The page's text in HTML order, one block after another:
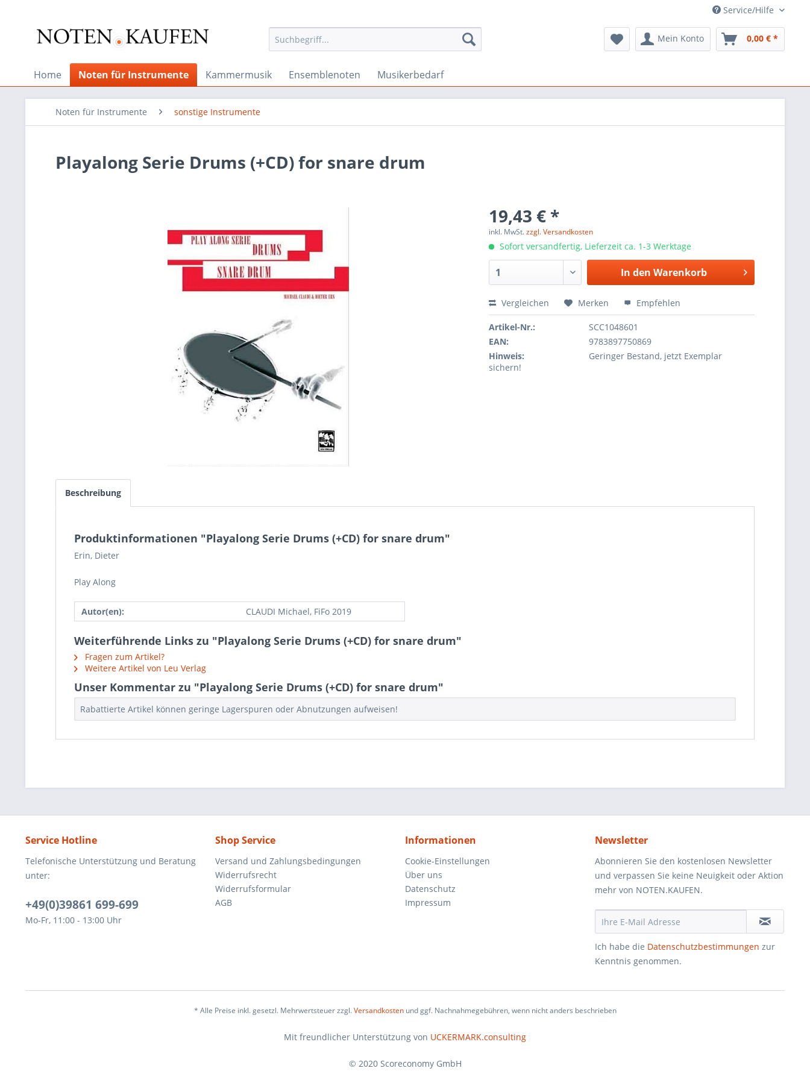
Service/Hilfe
Mein Konto 0,00 € *
Home Noten für Instrumente Kammermusik Ensemblenoten Musikerbedarf
Noten für Instrumente sonstige Instrumente
Playalong Serie Drums (+CD) for snare drum
19,43 € *
inkl. MwSt.zzgl. Versandkosten
Sofort versandfertig, Lieferzeit ca. 1-3 Werktage
In den Warenkorb
Vergleichen Merken Empfehlen
Artikel-Nr.:
SCC1048601
EAN:
9783897750869
Hinweis:
Geringer Bestand, jetzt Exemplar
sichern!
Beschreibung
Produktinformationen "Playalong Serie Drums (+CD) for snare drum"
Erin, Dieter
Play Along
Autor(en): CLAUDI Michael, FiFo 2019
Weiterführende Links zu "Playalong Serie Drums (+CD) for snare drum"
Fragen zum Artikel?
Weitere Artikel von Leu Verlag
Unser Kommentar zu "Playalong Serie Drums (+CD) for snare drum"
Rabattierte Artikel können geringe Lagerspuren oder Abnutzungen aufweisen!
Service Hotline
Telefonische Unterstützung und Beratung
unter:
+49(0)39861 699-699
Mo-Fr, 11:00 - 13:00 Uhr
Shop Service
Versand und Zahlungsbedingungen
Widerrufsrecht
Widerrufsformular
AGB
Informationen
Cookie-Einstellungen
Über uns
Datenschutz
Impressum
Newsletter
Abonnieren Sie den kostenlosen Newsletter
und verpassen Sie keine Neuigkeit oder Aktion
mehr von NOTEN.KAUFEN.
Ich habe die Datenschutzbestimmungen zur
Kenntnis genommen.
* Alle Preise inkl. gesetzl. Mehrwertsteuer zzgl.Versandkostenund ggf. Nachnahmegebühren, wenn nicht anders beschrieben
Mit freundlicher Unterstützung von UCKERMARK.consulting
© 2020 Scoreconomy GmbH